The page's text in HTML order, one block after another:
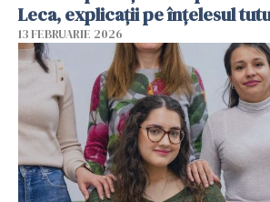
Leca, explicații pe înțelesul
13 FEBRUARIE 2026